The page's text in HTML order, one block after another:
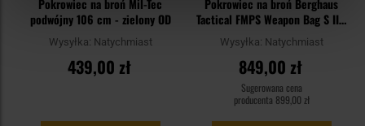
Pokrowiec na broń Mil-Tec
podwójny 106 cm - zielony OD
Wysyłka: Natychmiast
439,00 zł
Pokrowiec na broń Berghaus
Tactical FMPS Weapon Bag S II -
Cedar
Wysyłka: Natychmiast
849,00 zł
Sugerowana cena
producenta 899,00 zł